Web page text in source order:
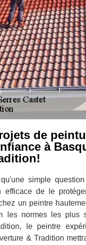
de
à
simple
efficace de le
un peintre
les normes les plus
le peintre
& Tradition